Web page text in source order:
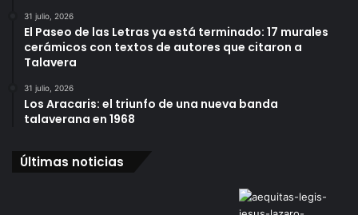
31 julio, 2026
El Paseo de las Letras ya está terminado: 17 murales
cerámicos con textos de autores que citaron a
Talavera
31 julio, 2026
Los Aracaris: el triunfo de una nueva banda
talaverana en 1968
Últimas noticias